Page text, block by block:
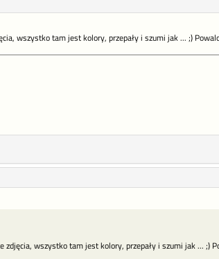
wszystko tam jest kolory, przepały i szumi jak ... ;)
zdjęcia, wszystko tam jest kolory, przepały i szumi jak ... ;)